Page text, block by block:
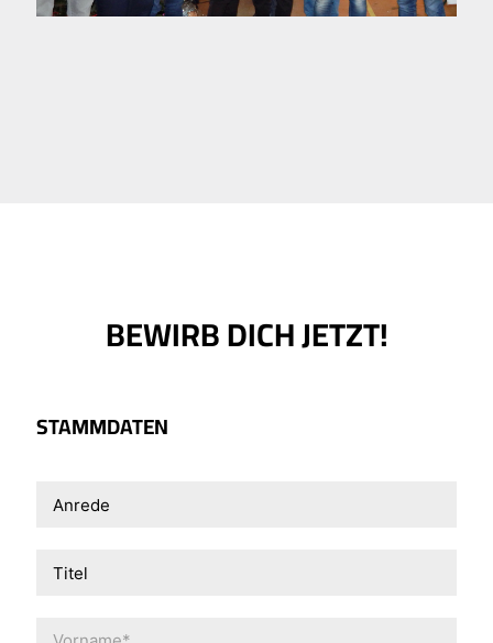
BEWIRB DICH JETZT!
STAMMDATEN